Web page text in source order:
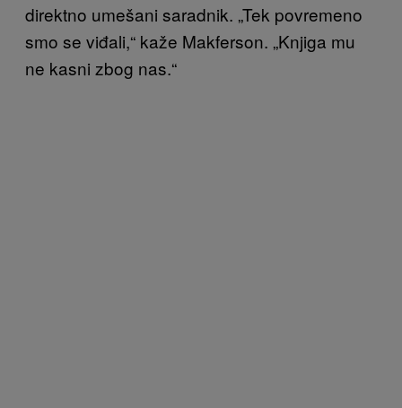
direktno umešani saradnik. „Tek povremeno
smo se viđali,“ kaže Makferson. „Knjiga mu
ne kasni zbog nas.“